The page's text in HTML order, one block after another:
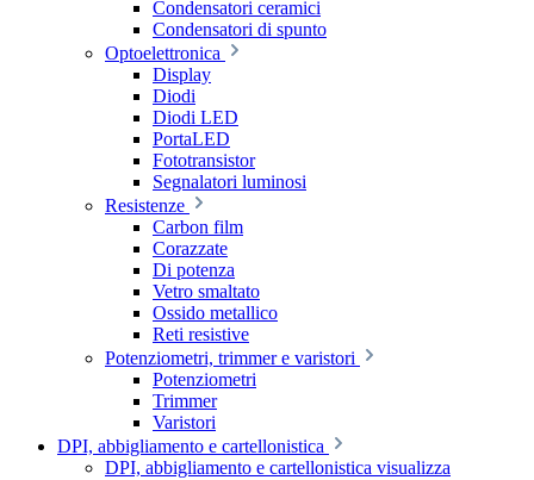
Condensatori ceramici
Condensatori di spunto
Optoelettronica
Display
Diodi
Diodi LED
PortaLED
Fototransistor
Segnalatori luminosi
Resistenze
Carbon film
Corazzate
Di potenza
Vetro smaltato
Ossido metallico
Reti resistive
Potenziometri, trimmer e varistori
Potenziometri
Trimmer
Varistori
DPI, abbigliamento e cartellonistica
DPI, abbigliamento e cartellonistica visualizza